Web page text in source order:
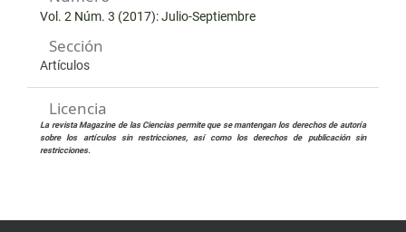
Vol. 2 Núm. 3 (2017): Julio-Septiembre
Sección
Artículos
Licencia
La revista Magazine de las Ciencias permite que se mantengan los derechos de autoría
sobre los artículos sin restricciones, así como los derechos de publicación sin
restricciones.